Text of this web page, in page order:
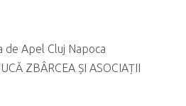
de Apel Cluj Napoca
ZBÂRCEA ȘI ASOCIAȚII